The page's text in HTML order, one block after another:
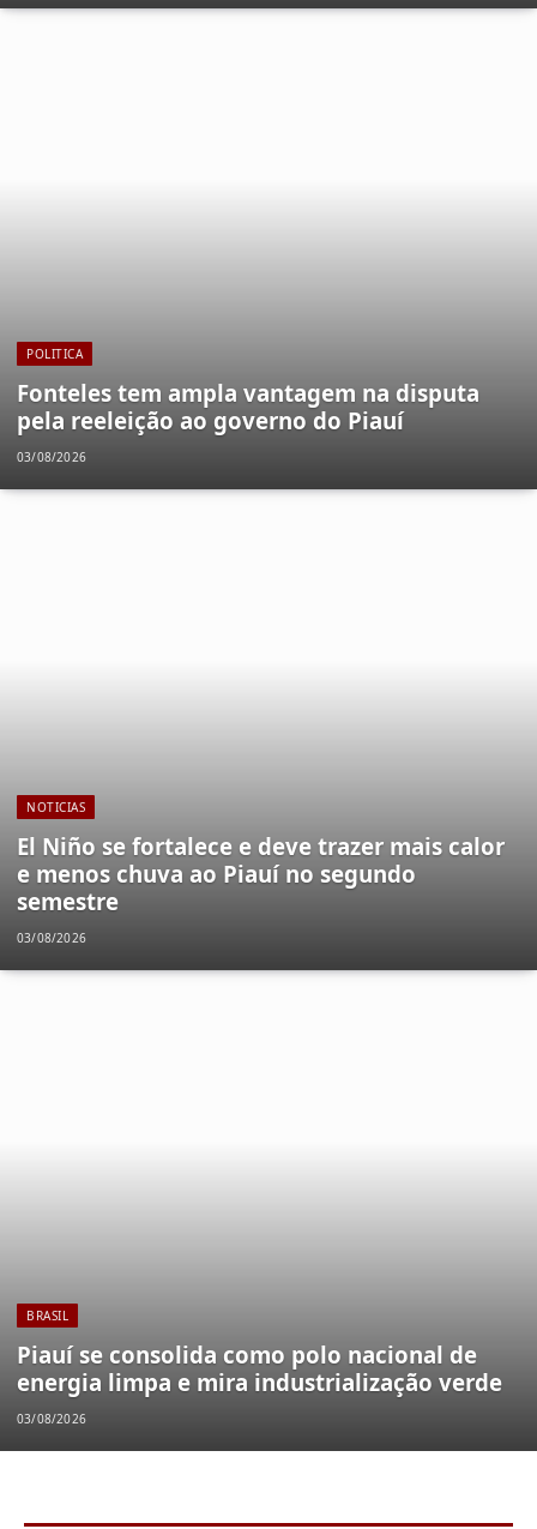
POLITICA
Fonteles tem ampla vantagem na disputa
pela reeleição ao governo do Piauí
03/08/2026
NOTICIAS
El Niño se fortalece e deve trazer mais calor
e menos chuva ao Piauí no segundo
semestre
03/08/2026
BRASIL
Piauí se consolida como polo nacional de
energia limpa e mira industrialização verde
03/08/2026